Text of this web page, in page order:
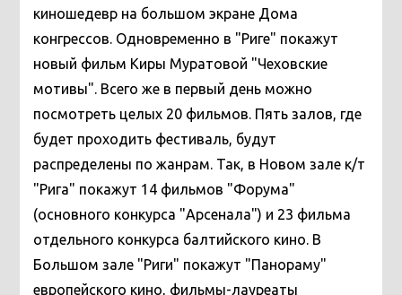
киношедевр на большом экране Дома
конгрессов. Одновременно в "Риге" покажут
новый фильм Киры Муратовой "Чеховские
мотивы". Всего же в первый день можно
посмотреть целых 20 фильмов. Пять залов, где
будет проходить фестиваль, будут
распределены по жанрам. Так, в Новом зале к/т
"Рига" покажут 14 фильмов "Форума"
(основного конкурса "Арсенала") и 23 фильма
отдельного конкурса балтийского кино. В
Большом зале "Риги" покажут "Панораму"
европейского кино, фильмы-лауреаты